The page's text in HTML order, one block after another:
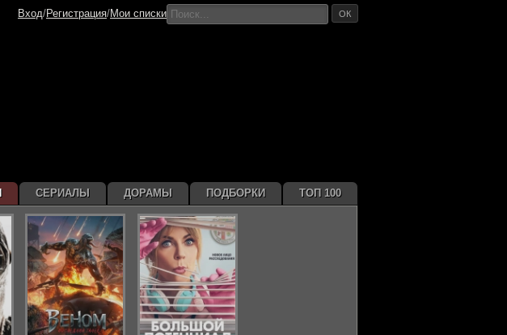
СЕРИАЛЫ ДОРАМЫ ПОДБОРКИ ТОП 100
Вход/Регистрация/Мои списки ОК